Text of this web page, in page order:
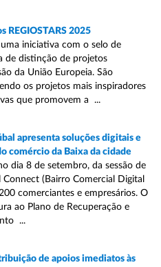
REGIOSTARS 2025
uma iniciativa com o selo de
de distinção de projetos
da União Europeia. São
os projetos mais inspiradores
que promovem a ...
apresenta soluções digitais e
comércio da Baixa da cidade
dia 8 de setembro, da sessão de
(Bairro Comercial Digital
comerciantes e empresários. O
ao Plano de Recuperação e
...
de apoios imediatos às